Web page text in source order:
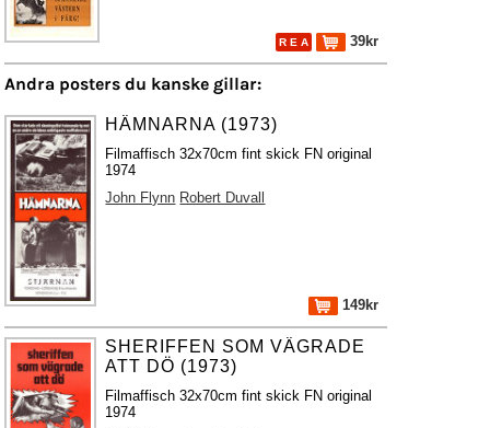
R E A 39kr
Andra posters du kanske gillar:
HÄMNARNA (1973)
Filmaffisch 32x70cm fint skick FN original
1974
John Flynn Robert Duvall
149kr
SHERIFFEN SOM VÄGRADE
ATT DÖ (1973)
Filmaffisch 32x70cm fint skick FN original
1974